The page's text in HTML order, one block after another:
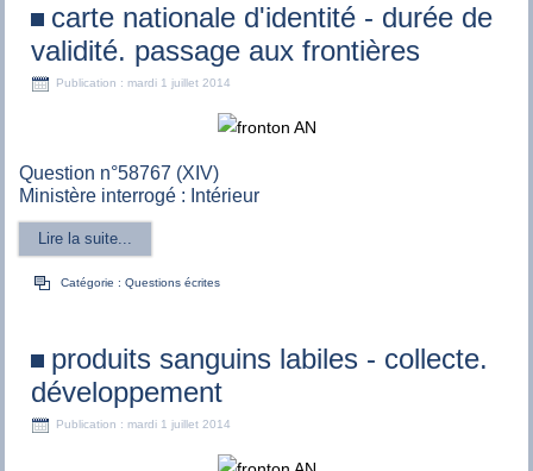
carte nationale d'identité - durée de
validité. passage aux frontières
Publication : mardi 1 juillet 2014
Question n°58767 (XIV)
Ministère interrogé : Intérieur
Lire la suite...
Catégorie :Questions écrites
produits sanguins labiles - collecte.
développement
Publication : mardi 1 juillet 2014